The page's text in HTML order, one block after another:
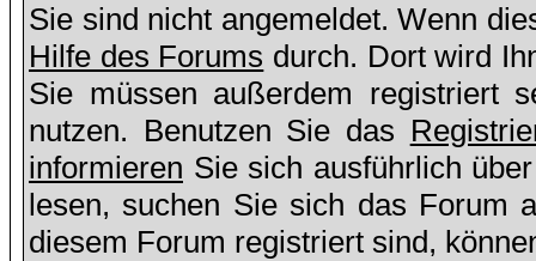
Sie sind nicht angemeldet. Wenn
Hilfe des Forums durch. Dort wird
Sie müssen außerdem registriert
nutzen. Benutzen Sie das
informieren Sie sich ausführlich
lesen, suchen Sie sich das Forum
diesem Forum registriert sind,